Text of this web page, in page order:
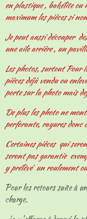
en plastique , bakélite ou
maximum les pièces si
Je peut aussi découper
une aile arrière , un
Les photos, surtout Pour
pièces déjà vendu ou
porte sur la photo mais
De plus les photo ne
perforante, rayures donc
Certaines pièces qui
seront pas garantie
y prélèvé un roulement
Pour les retours suite à
charge.